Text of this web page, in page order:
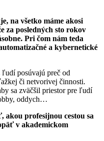
na všetko máme akosi
za posledných sto rokov
Pri čom nám teda
a kybernetické
ľudí posúvajú preč od
či netvorivej činnosti.
sa zväčšil priestor pre ľudí
oddych…
akou profesijnou cestou sa
v akademickom